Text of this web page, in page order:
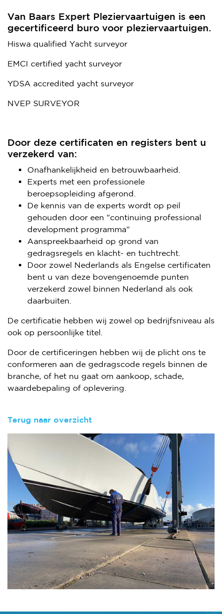
CERTIFICERING
Van Baars Expert Pleziervaartuigen is een
gecertificeerd buro voor pleziervaartuigen.
Hiswa qualified Yacht surveyor
EMCI certified yacht surveyor
YDSA accredited yacht surveyor
NVEP SURVEYOR
Door deze certificaten en registers bent u
verzekerd van:
Onafhankelijkheid en betrouwbaarheid.
Experts met een professionele
beroepsopleiding afgerond.
De kennis van de experts wordt op peil
gehouden door een "continuing professional
development programma"
Aanspreekbaarheid op grond van
gedragsregels en klacht- en tuchtrecht.
Door zowel Nederlands als Engelse certificaten
bent u van deze bovengenoemde punten
verzekerd zowel binnen Nederland als ook
daarbuiten.
De certificatie hebben wij zowel op bedrijfsniveau als
ook op persoonlijke titel.
Door de certificeringen hebben wij de plicht ons te
conformeren aan de gedragscode regels binnen de
branche, of het nu gaat om aankoop, schade,
waardebepaling of oplevering.
​Terug naar overzicht